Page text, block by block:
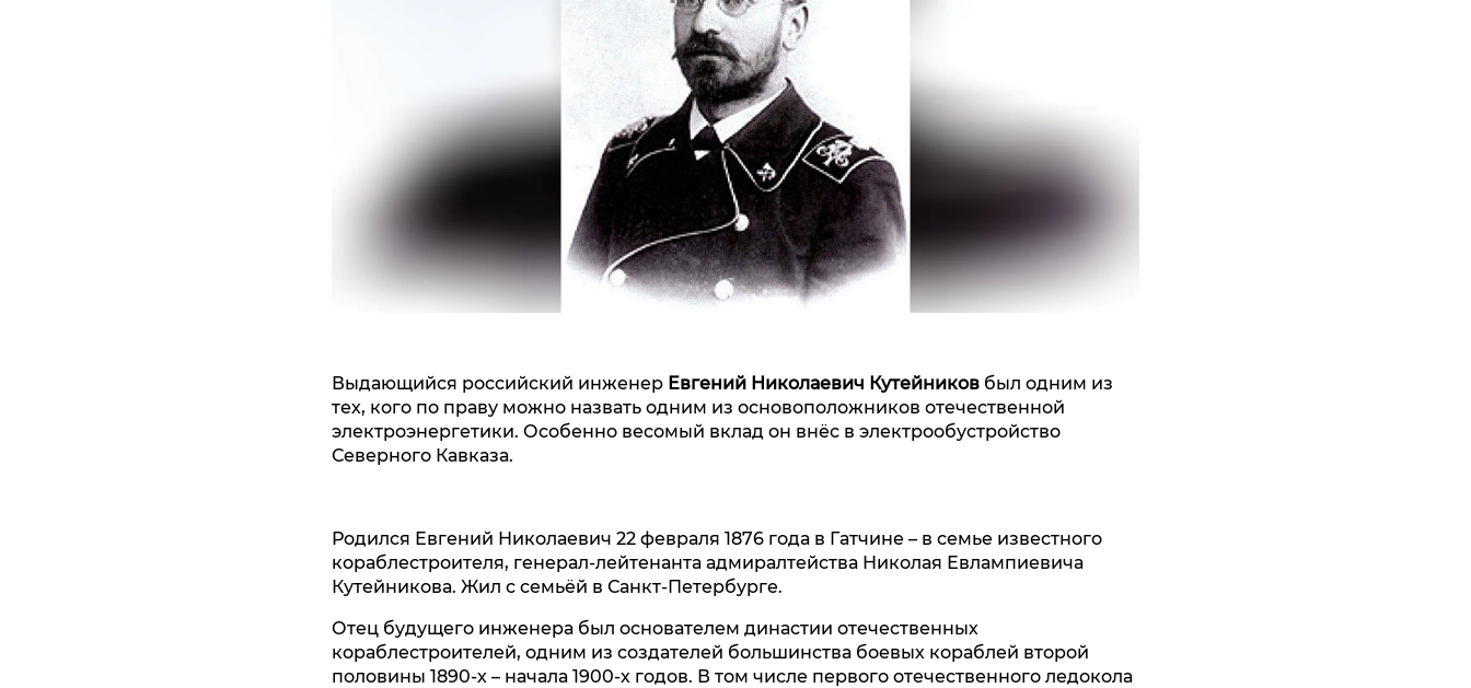
Выдающийся российский инженер Евгений Николаевич Кутейниковбыл одним из
тех, кого по праву можно назвать одним из основоположников отечественной
электроэнергетики. Особенно весомый вклад он внёс в электрообустройство
Северного Кавказа.
Родился Евгений Николаевич 22 февраля 1876 года в Гатчине – в семье известного
кораблестроителя, генерал-лейтенанта адмиралтейства Николая Евлампиевича
Кутейникова. Жил с семьёй в Санкт-Петербурге.
Отец будущего инженера был основателем династии отечественных
кораблестроителей, одним из создателей большинства боевых кораблей второй
половины 1890-х – начала 1900-х годов. В том числе первого отечественного ледокола